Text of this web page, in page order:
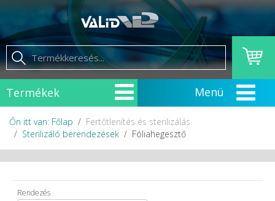
Termékek
Őn itt van: Főlap
Fertőtlenítés és sterilizálás
Sterilizáló berendezések
Fóliahegesztő
Rendezés